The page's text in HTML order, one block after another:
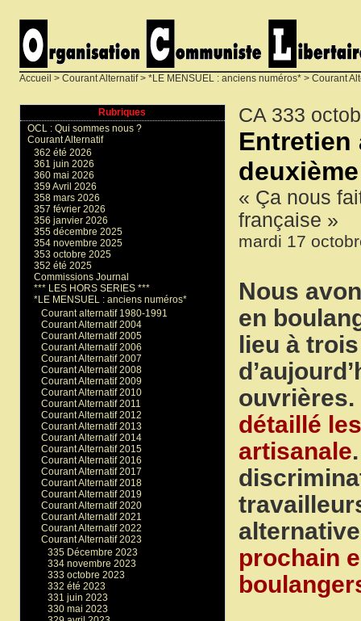
Accueil > Courant Alternatif> *LE MENSUEL : anciens numéros* > Courant
CA 333
Entretien
« Ça nous
française »
mardi 17
Nous
en
lieu à
ouvrières.
détaillé
artisanale
prochain
Rubriques
OCL : Qui sommes nous ?
Courant Alternatif
362 été 2026
361 juin 2026
360 mai 2026
359 Avril 2026
358 mars 2026
357 février 2026
356 janvier 2026
355 décembre 2025
354 novembre 2025
353 octobre 2025
352 été 2025
Commissions Journal
*** LES HORS SERIES ***
*LE MENSUEL : anciens numéros*
Courant alternatif 1980-1991
Courant Alternatif 2004
Courant Alternatif 2005
Courant Alternatif 2006
Courant Alternatif 2007
Courant Alternatif 2008
Courant Alternatif 2009
Courant Alternatif 2010
Courant Alternatif 2011
Courant Alternatif 2012
Courant Alternatif 2013
Courant Alternatif 2014
Courant Alternatif 2015
Courant Alternatif 2016
Courant Alternatif 2017
Courant Alternatif 2018
Courant Alternatif 2019
Courant Alternatif 2020
Courant Alternatif 2021
Courant Alternatif 2022
Courant Alternatif 2023
335 Décembre 2023
334 novembre 2023
333 octobre 2023
332 été 2023
331 juin 2023
330 mai 2023